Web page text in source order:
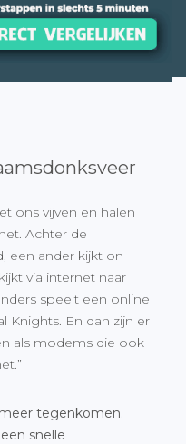
ons vijven en halen
Achter de
een ander kijkt on
via internet naar
speelt een online
Knights. En dan zijn er
als modems die ook
tegenkomen.
snelle